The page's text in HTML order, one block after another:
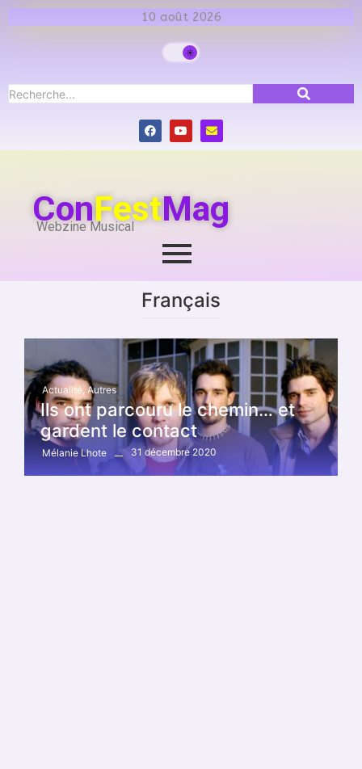
10 août 2026
ConFestMag
Webzine Musical
Français
Actualité, Autres
Ils ont parcouru le chemin… et
gardent le contact
Mélanie Lhote 31 décembre 2020